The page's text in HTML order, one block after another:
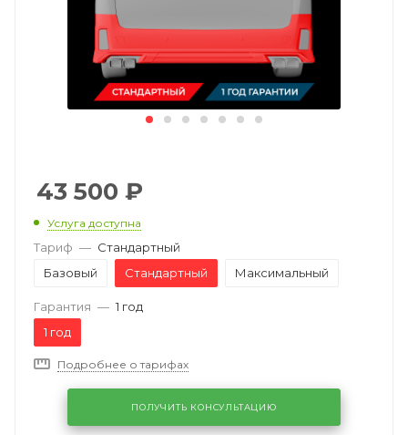
43 500 ₽
Услуга доступна
Тариф — Стандартный
Базовый
Стандартный Максимальный
Гарантия — 1 год
1 год
Подробнее о тарифах
ПОЛУЧИТЬ КОНСУЛЬТАЦИЮ